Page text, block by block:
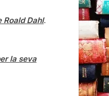
Roald Dahl.
la seva